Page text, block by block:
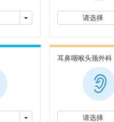
切换下拉菜单 请选择
切换下拉菜单
耳鼻咽喉头颈外科
请选择